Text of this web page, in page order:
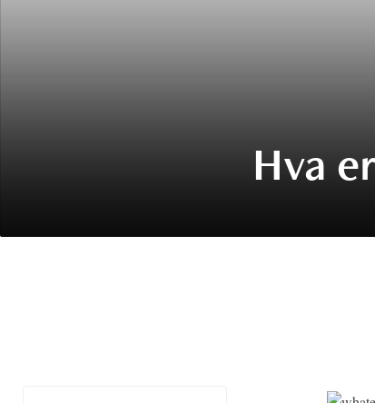
Hva